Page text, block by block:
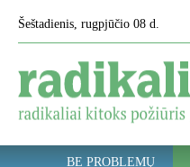
Šeštadienis, rugpjūčio 08 d.
BE PROBLEMŲ